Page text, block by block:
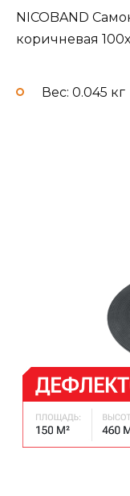
NICOBAND
коричневая
Вес: 0.045 кг